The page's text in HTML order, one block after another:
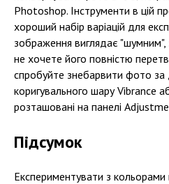
Photoshop. Інструменти в цій
хороший набір варіацій для
зображення виглядає
не хочете його повністю
спробуйте знебарвити фото
коригувального шару Vibrance
розташовані на панелі
Підсумок
Експериментувати з кольорами